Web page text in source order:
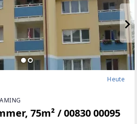
Heute
75m² / 00830 00095